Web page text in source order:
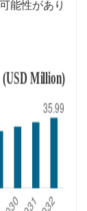
能性があり